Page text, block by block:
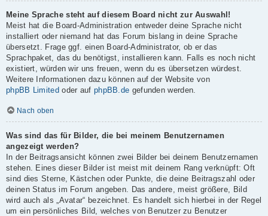
Meine Sprache steht auf diesem Board nicht zur Auswahl!
Meist hat die Board-Administration entweder deine Sprache nicht
installiert oder niemand hat das Forum bislang in deine Sprache
übersetzt. Frage ggf. einen Board-Administrator, ob er das
Sprachpaket, das du benötigst, installieren kann. Falls es noch nicht
existiert, würden wir uns freuen, wenn du es übersetzen würdest.
Weitere Informationen dazu können auf der Website von
phpBB Limited oder auf phpBB.de gefunden werden.
Nach oben
Was sind das für Bilder, die bei meinem Benutzernamen
angezeigt werden?
In der Beitragsansicht können zwei Bilder bei deinem Benutzernamen
stehen. Eines dieser Bilder ist meist mit deinem Rang verknüpft: Oft
sind dies Sterne, Kästchen oder Punkte, die deine Beitragszahl oder
deinen Status im Forum angeben. Das andere, meist größere, Bild
wird auch als „Avatar“ bezeichnet. Es handelt sich hierbei in der Regel
um ein persönliches Bild, welches von Benutzer zu Benutzer